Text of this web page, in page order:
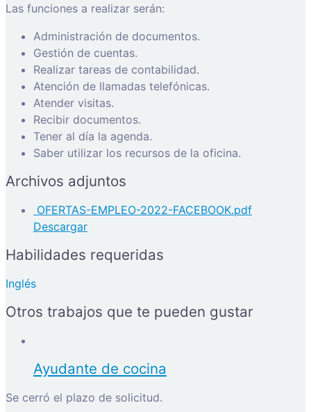
Las funciones a realizar serán:
Administración de documentos.
Gestión de cuentas.
Realizar tareas de contabilidad.
Atención de llamadas telefónicas.
Atender visitas.
Recibir documentos.
Tener al día la agenda.
Saber utilizar los recursos de la oficina.
Archivos adjuntos
OFERTAS-EMPLEO-2022-FACEBOOK.pdf
Descargar
Habilidades requeridas
Inglés
Otros trabajos que te pueden gustar
Ayudante de cocina
Se cerró el plazo de solicitud.